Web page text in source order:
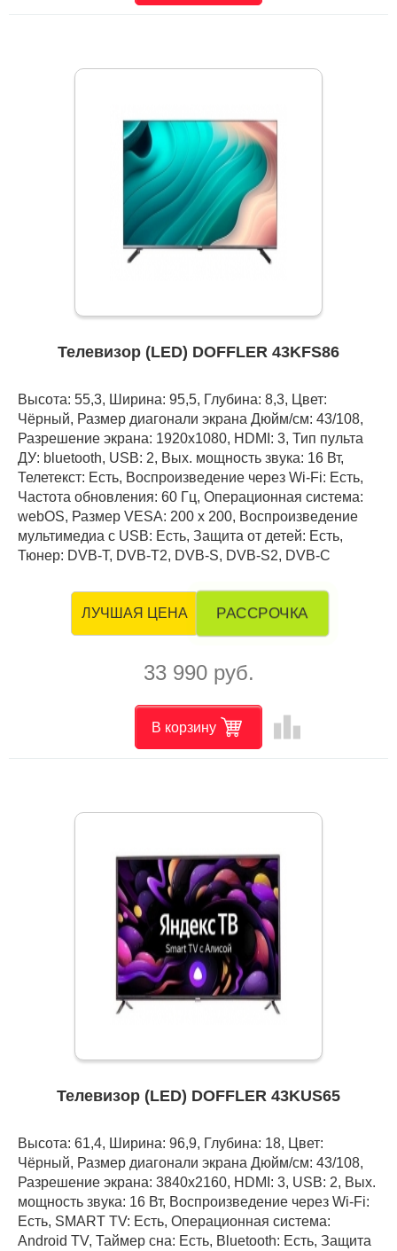
Телевизор (LED) DOFFLER 43KFS86
Высота: 55,3, Ширина: 95,5, Глубина: 8,3, Цвет:
Чёрный, Размер диагонали экрана Дюйм/см: 43/108,
Разрешение экрана: 1920x1080, HDMI: 3, Тип пульта
ДУ: bluetooth, USB: 2, Вых. мощность звука: 16 Вт,
Телетекст: Есть, Воспроизведение через Wi-Fi: Есть,
Частота обновления: 60 Гц, Операционная система:
webOS, Размер VESA: 200 x 200, Воспроизведение
мультимедиа с USB: Есть, Защита от детей: Есть,
Тюнер: DVB-T, DVB-T2, DVB-S, DVB-S2, DVB-C
ЛУЧШАЯ ЦЕНА РАССРОЧКА
33 990 руб.
В корзину leaderboard
Телевизор (LED) DOFFLER 43KUS65
Высота: 61,4, Ширина: 96,9, Глубина: 18, Цвет:
Чёрный, Размер диагонали экрана Дюйм/см: 43/108,
Разрешение экрана: 3840x2160, HDMI: 3, USB: 2, Вых.
мощность звука: 16 Вт, Воспроизведение через Wi-Fi:
Есть, SMART TV: Есть, Операционная система:
Android TV, Таймер сна: Есть, Bluetooth: Есть, Защита